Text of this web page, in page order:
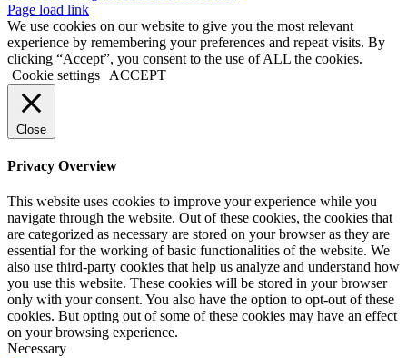
Page load link
We use cookies on our website to give you the most relevant
experience by remembering your preferences and repeat visits. By
clicking “Accept”, you consent to the use of ALL the cookies.
Cookie settings
ACCEPT
Close
Privacy Overview
This website uses cookies to improve your experience while you
navigate through the website. Out of these cookies, the cookies that
are categorized as necessary are stored on your browser as they are
essential for the working of basic functionalities of the website. We
also use third-party cookies that help us analyze and understand how
you use this website. These cookies will be stored in your browser
only with your consent. You also have the option to opt-out of these
cookies. But opting out of some of these cookies may have an effect
on your browsing experience.
Necessary